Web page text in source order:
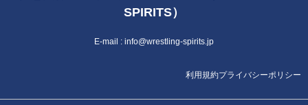
SPIRITS）
E-mail : info@wrestling-spirits.jp
利用規約プライバシーポリシー